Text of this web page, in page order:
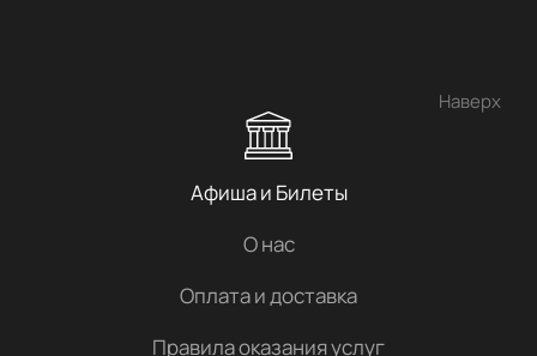
Наверх
Афиша и Билеты
О нас
Оплата и доставка
Правила оказания услуг